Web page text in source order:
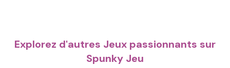
Explorez d'autres Jeux passionnants sur
Spunky Jeu